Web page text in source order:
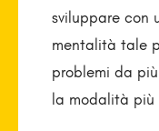
sviluppare con
mentalità tale
problemi da
la modalità